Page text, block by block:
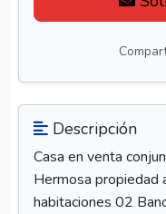
Descripción
Casa en venta
Hermosa propiedad
habitaciones 02